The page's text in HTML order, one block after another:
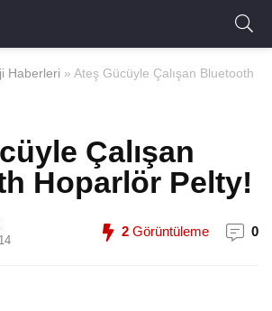
Haberleri » Ateş Gücüyle Çalışan Bluetooth
Çalışan
Hoparlör Pelty!
2 Görüntüleme 0